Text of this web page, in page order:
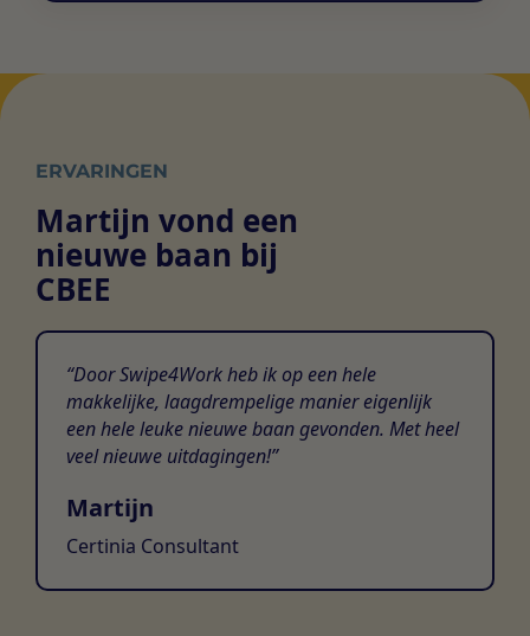
anoniem informatie te verzamelen en te rapporteren.
ERVARINGEN
Martijn vond een
nieuwe baan bij
CBEE
Door Swipe4Work heb ik op een hele
makkelijke, laagdrempelige manier eigenlijk
een hele leuke nieuwe baan gevonden. Met heel
veel nieuwe uitdagingen!
Martijn
Certinia Consultant